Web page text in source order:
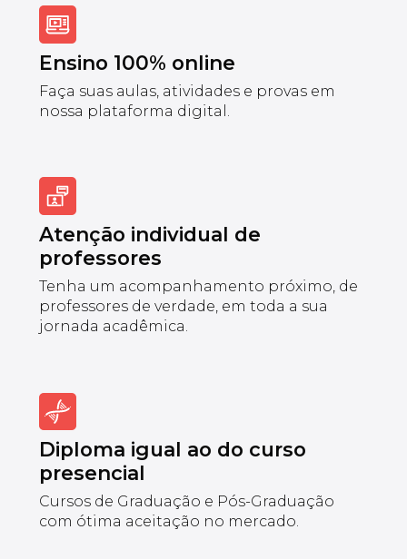
Ensino 100% online
Faça suas aulas, atividades e provas em
nossa plataforma digital.
Atenção individual de
professores
Tenha um acompanhamento próximo, de
professores de verdade, em toda a sua
jornada acadêmica.
Diploma igual ao do curso
presencial
Cursos de Graduação e Pós-Graduação
com ótima aceitação no mercado.